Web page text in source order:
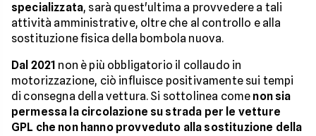
specializzata, sarà quest'ultima a provvedere a tali
attività amministrative, oltre che al controllo e alla
sostituzione fisica della bombola nuova.
Dal 2021 non è più obbligatorio il collaudo in
motorizzazione, ciò influisce positivamente sui tempi
di consegna della vettura. Si sottolinea come non sia
permessa la circolazione su strada per le vetture
GPL che non hanno provveduto alla sostituzione della